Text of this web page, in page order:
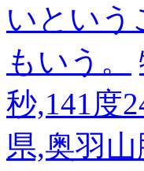
いという
もいう。
秒,141度
県,奥羽山